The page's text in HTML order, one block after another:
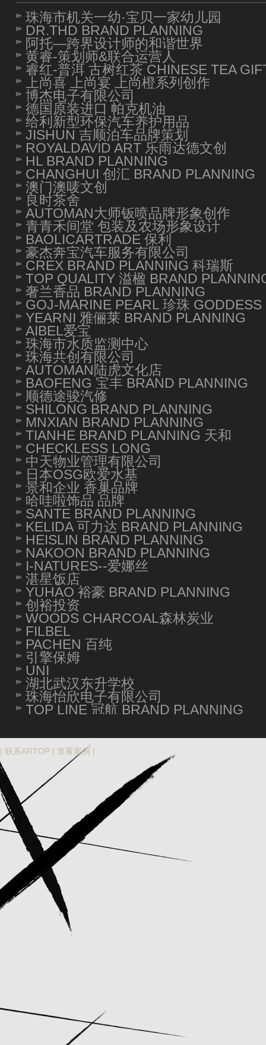
珠海市机关一幼·宝贝一家幼儿园
DR.THD BRAND PLANNING
阿托—跨界设计师的和谐世界
黄睿-策划师&联合运营人
睿红-普洱 古树红茶 CHINESE TEA
上尚喜 上尚宴 上尚橙系列创作
博杰电子有限公司
德国原装进口 帕克机油
给利新型环保汽车养护用品
JISHUN 吉顺泊车品牌策划
ROYALDAVID ART 乐雨达德文创
HL BRAND PLANNING
CHANGHUI 创汇 BRAND PLANNING
澳门澳唛文创
良时茶舍
AUTOMAN大师钣喷品牌形象创作
青青禾间堂 包装及农场形象设计
BAOLICARTRADE 保利
豪杰奔宝汽车服务有限公司
CREX BRAND PLANNING 科瑞斯
TOP QUALITY 溢楹 BRAND
奢兰香品 BRAND PLANNING
GOJ-MARINE PEARL 珍珠
YEARNI 雅俪莱 BRAND PLANNING
AIBEL爱宝
珠海市水质监测中心
珠海共创有限公司
AUTOMAN陆虎文化店
BAOFENG 宝丰 BRAND PLANNING
顺德途骏汽修
SHILONG BRAND PLANNING
MNXIAN BRAND PLANNING
TIANHE BRAND PLANNING 天和
CHECKLESS LONG
中天物业管理有限公司
日本OSG欧爱水基
景和企业 香巢品牌
哈哇啦饰品 品牌
SANTE BRAND PLANNING
KELIDA 可力达 BRAND PLANNING
HEISLIN BRAND PLANNING
NAKOON BRAND PLANNING
I-NATURES--爱娜丝
湛星饭店
YUHAO 裕豪 BRAND PLANNING
创裕投资
WOODS CHARCOAL森林炭业
FILBEL
PACHEN 百纯
引擎保姆
UNI
湖北武汉东升学校
珠海怡欣电子有限公司
TOP LINE 冠航 BRAND PLANNING
| 联系ARTOP | 查看案例 |